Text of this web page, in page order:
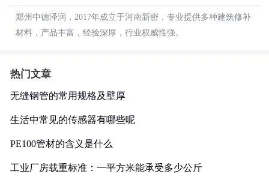
郑州中德泽润，2017年成立于河南新密，专业提供多种建筑修补
材料，产品丰富，经验深厚，行业权威性强。
热门文章
无缝钢管的常用规格及壁厚
生活中常见的传感器有哪些呢
PE100管材的含义是什么
工业厂房载重标准：一平方米能承受多少公斤